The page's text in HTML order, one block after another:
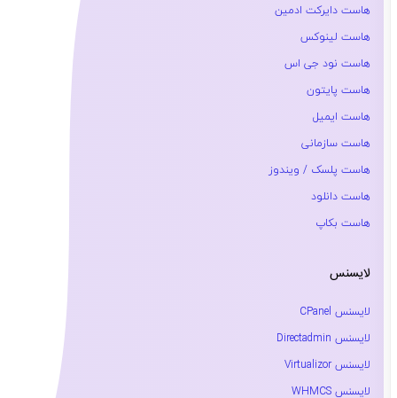
هاست دایرکت ادمین
هاست لینوکس
هاست نود جی اس
هاست پایتون
هاست ایمیل
هاست سازمانی
هاست پلسک / ویندوز
هاست دانلود
هاست بکاپ
لایسنس
لایسنس CPanel
لایسنس Directadmin
لایسنس Virtualizor
لایسنس WHMCS